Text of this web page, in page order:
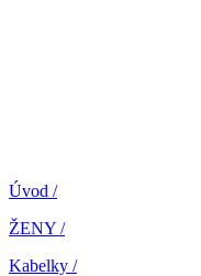
Úvod /
ŽENY /
Kabelky /